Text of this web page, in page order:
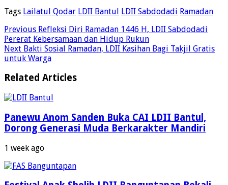
Tags Lailatul Qodar LDII Bantul LDII Sabdodadi Ramadan
Previous Refleksi Diri Ramadan 1446 H, LDII Sabdodadi
Pererat Kebersamaan dan Hidup Rukun
Next Bakti Sosial Ramadan, LDII Kasihan Bagi Takjil Gratis
untuk Warga
Related Articles
Panewu Anom Sanden Buka CAI LDII Bantul,
Dorong Generasi Muda Berkarakter Mandiri
1 week ago